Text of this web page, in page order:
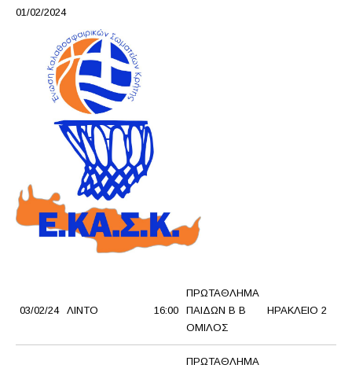
01/02/2024
03/02/24 ΛΙΝΤΟ 16:00
ΠΡΩΤΑΘΛΗΜΑ
ΠΑΙΔΩΝ Β Β
ΟΜΙΛΟΣ
ΗΡΑΚΛΕΙΟ 2
ΠΡΩΤΑΘΛΗΜΑ